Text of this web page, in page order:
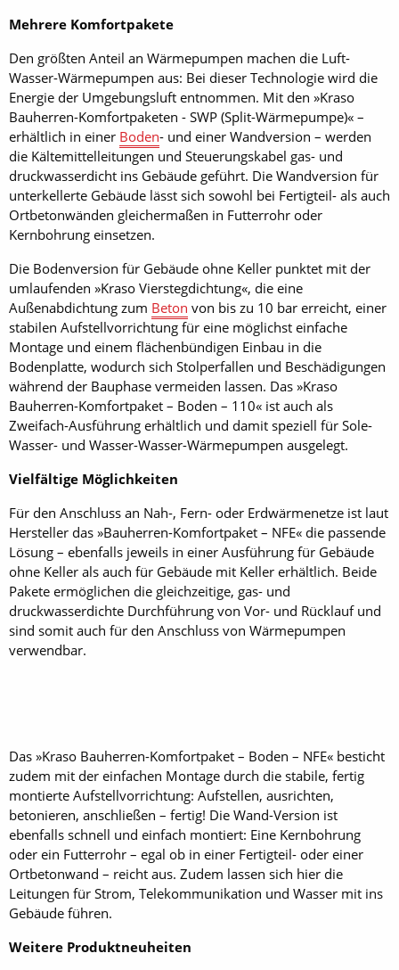
Mehrere Komfortpakete
Den größten Anteil an Wärmepumpen machen die Luft-
Wasser-Wärmepumpen aus: Bei dieser Technologie wird die
Energie der Umgebungsluft entnommen. Mit den »Kraso
Bauherren-Komfortpaketen - SWP (Split-Wärmepumpe)« –
erhältlich in einer Boden- und einer Wandversion – werden
die Kältemittelleitungen und Steuerungskabel gas- und
druckwasserdicht ins Gebäude geführt. Die Wandversion für
unterkellerte Gebäude lässt sich sowohl bei Fertigteil- als auch
Ortbetonwänden gleichermaßen in Futterrohr oder
Kernbohrung einsetzen.
Die Bodenversion für Gebäude ohne Keller punktet mit der
umlaufenden »Kraso Vierstegdichtung«, die eine
Außenabdichtung zum Beton von bis zu 10 bar erreicht, einer
stabilen Aufstellvorrichtung für eine möglichst einfache
Montage und einem flächenbündigen Einbau in die
Bodenplatte, wodurch sich Stolperfallen und Beschädigungen
während der Bauphase vermeiden lassen. Das »Kraso
Bauherren-Komfortpaket – Boden – 110« ist auch als
Zweifach-Ausführung erhältlich und damit speziell für Sole-
Wasser- und Wasser-Wasser-Wärmepumpen ausgelegt.
Vielfältige Möglichkeiten
Für den Anschluss an Nah-, Fern- oder Erdwärmenetze ist laut
Hersteller das »Bauherren-Komfortpaket – NFE« die passende
Lösung – ebenfalls jeweils in einer Ausführung für Gebäude
ohne Keller als auch für Gebäude mit Keller erhältlich. Beide
Pakete ermöglichen die gleichzeitige, gas- und
druckwasserdichte Durchführung von Vor- und Rücklauf und
sind somit auch für den Anschluss von Wärmepumpen
verwendbar.
Das »Kraso Bauherren-Komfortpaket – Boden – NFE« besticht
zudem mit der einfachen Montage durch die stabile, fertig
montierte Aufstellvorrichtung: Aufstellen, ausrichten,
betonieren, anschließen – fertig! Die Wand-Version ist
ebenfalls schnell und einfach montiert: Eine Kernbohrung
oder ein Futterrohr – egal ob in einer Fertigteil- oder einer
Ortbetonwand – reicht aus. Zudem lassen sich hier die
Leitungen für Strom, Telekommunikation und Wasser mit ins
Gebäude führen.
Weitere Produktneuheiten